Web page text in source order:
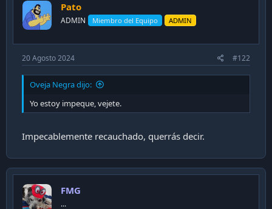
Pato
ADMIN Miembro del Equipo ADMIN
20 Agosto 2024 #122
Oveja Negra dijo:
Yo estoy impeque, vejete.
Impecablemente recauchado, querrás decir.
FMG
...